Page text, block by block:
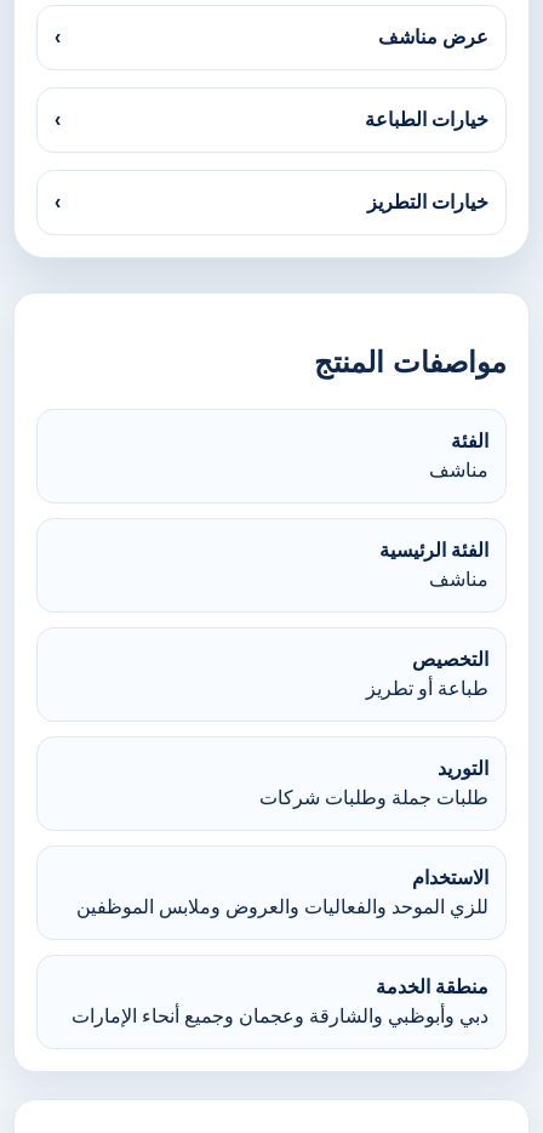
عرض مناشف ›
خيارات الطباعة ›
خيارات التطريز ›
مواصفات المنتج
الفئة
مناشف
الفئة الرئيسية
مناشف
التخصيص
طباعة أو تطريز
التوريد
طلبات جملة وطلبات شركات
الاستخدام
للزي الموحد والفعاليات والعروض وملابس الموظفين
منطقة الخدمة
دبي وأبوظبي والشارقة وعجمان وجميع أنحاء الإمارات